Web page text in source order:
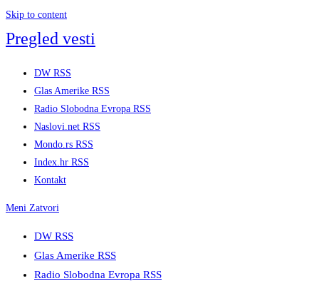
Skip to content
Pregled vesti
DW RSS
Glas Amerike RSS
Radio Slobodna Evropa RSS
Naslovi.net RSS
Mondo.rs RSS
Index.hr RSS
Kontakt
Meni Zatvori
DW RSS
Glas Amerike RSS
Radio Slobodna Evropa RSS